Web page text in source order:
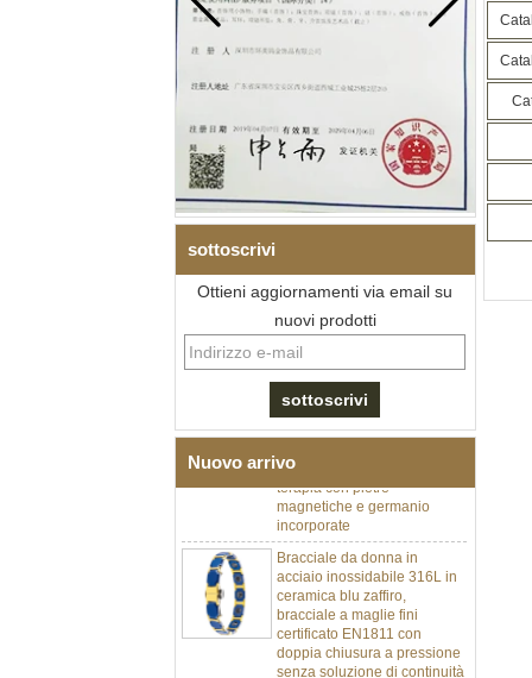
sottoscrivi
Ottieni aggiornamenti via email su
nuovi prodotti
Nuovo arrivo
Bracciale da uomo a maglie I
con zirconi neri in ceramica,
chiusura deployante a
doppia pressione 316L,
terapia con pietre
magnetiche e germanio
incorporate
Bracciale da donna in
acciaio inossidabile 316L in
ceramica blu zaffiro,
bracciale a maglie fini
certificato EN1811 con
doppia chiusura a pressione
senza soluzione di continuità